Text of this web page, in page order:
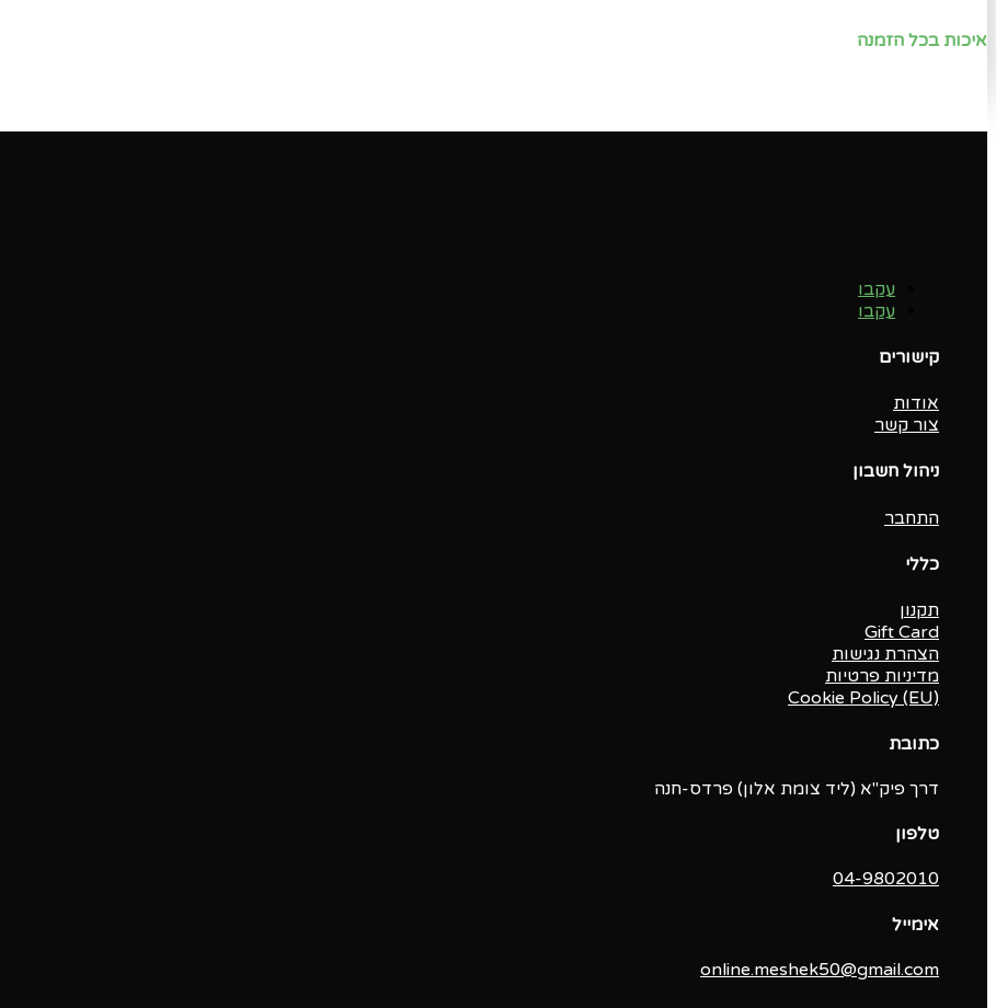
איכות בכל הזמנה
עקבו
עקבו
קישורים
אודות
צור קשר
ניהול חשבון
התחבר
כללי
תקנון
Gift Card
הצהרת נגישות
מדיניות פרטיות
Cookie Policy (EU)
כתובת
דרך פיק"א (ליד צומת אלון) פרדס-חנה
טלפון
04-9802010‬
אימייל
online.meshek50@gmail.com